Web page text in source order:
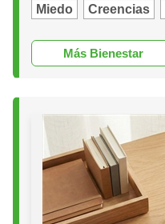
Miedo Creencias
Más Bienestar